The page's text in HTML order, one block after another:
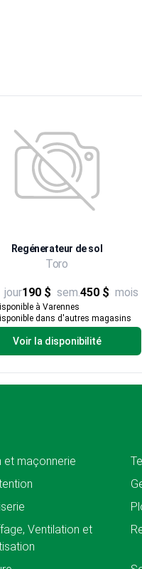
Regénerateur de sol
Toro
jour190 $ sem.450 $ mois
à Varennes
dans d'autres magasins
Voir la disponibilité
et maçonnerie
Ventilation et